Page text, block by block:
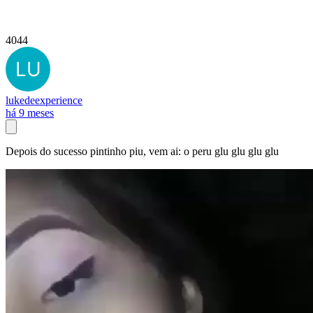
4044
lukedeexperience
há 9 meses
Depois do sucesso pintinho piu, vem ai: o peru glu glu glu glu